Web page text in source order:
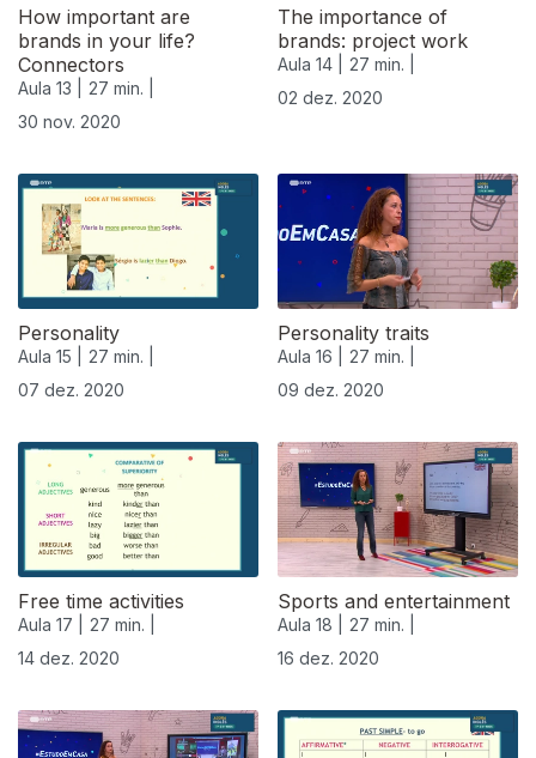
How important are
brands in your life?
Connectors
Aula 13 |
27 min. |
30 nov. 2020
The importance of
brands: project work
Aula 14 |
27 min. |
02 dez. 2020
Personality
Aula 15 |
27 min. |
07 dez. 2020
Personality traits
Aula 16 |
27 min. |
09 dez. 2020
Free time activities
Aula 17 |
27 min. |
14 dez. 2020
Sports and entertainment
Aula 18 |
27 min. |
16 dez. 2020